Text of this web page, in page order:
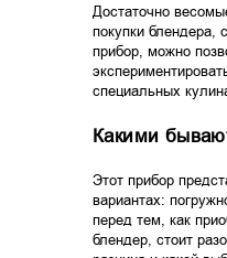
Достаточно
покупки блендера,
прибор, можно
специальных
Какими
Этот прибор
вариантах:
перед тем, как
блендер, стоит